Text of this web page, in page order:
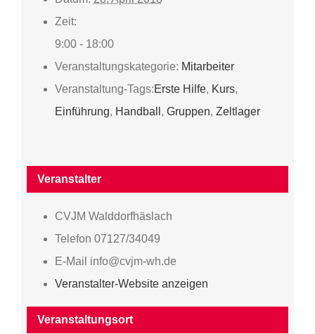
Zeit:
9:00 - 18:00
Veranstaltungskategorie: Mitarbeiter
Veranstaltung-Tags:Erste Hilfe, Kurs,
Einführung, Handball , Gruppen, Zeltlager
Veranstaltungsort
Veranstalter
CVJM Walddorfhäslach
Telefon 07127/34049
E-Mail info@cvjm-wh.de
Veranstalter-Website anzeigen